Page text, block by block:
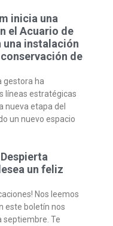
inicia una
el Acuario de
una instalación
de
gestora ha
líneas estratégicas
nueva etapa del
un nuevo espacio
un feliz
Nos leemos
este boletín nos
septiembre. Te